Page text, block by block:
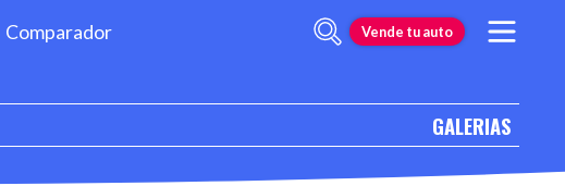
Comparador Vende tu auto
GALERIAS